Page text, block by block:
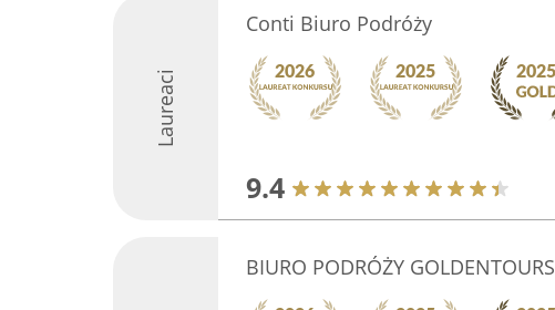
Laureaci
Conti Biuro Podróży
9.4
BIURO PODRÓŻY GOLDENTOURS